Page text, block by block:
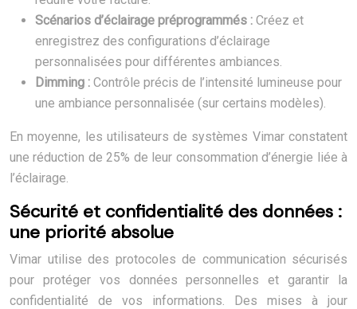
Scénarios d’éclairage préprogrammés : Créez et
enregistrez des configurations d’éclairage
personnalisées pour différentes ambiances.
Dimming : Contrôle précis de l’intensité lumineuse pour
une ambiance personnalisée (sur certains modèles).
En moyenne, les utilisateurs de systèmes Vimar constatent
une réduction de 25% de leur consommation d’énergie liée à
l’éclairage.
Sécurité et confidentialité des données :
une priorité absolue
Vimar utilise des protocoles de communication sécurisés
pour protéger vos données personnelles et garantir la
confidentialité de vos informations. Des mises à jour